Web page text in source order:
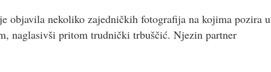
objavila nekoliko zajedničkih fotografija na kojima pozira u
naglasivši pritom trudnički trbuščić. Njezin partner